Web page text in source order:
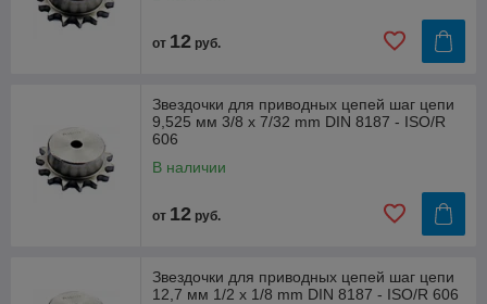
от 12 руб.
Звездочки для приводных цепей шаг цепи
9,525 мм 3/8 x 7/32 mm DIN 8187 - ISO/R
606
В наличии
от 12 руб.
Звездочки для приводных цепей шаг цепи
12,7 мм 1/2 x 1/8 mm DIN 8187 - ISO/R 606